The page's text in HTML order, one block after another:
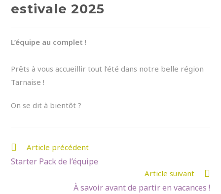
estivale 2025
L’équipe au complet !
Prêts à vous accueillir tout l’été dans notre belle région
Tarnaise !
On se dit à bientôt ?
Read
more
Article précédent
Starter Pack de l’équipe
Article suivant
À savoir avant de partir en vacances !